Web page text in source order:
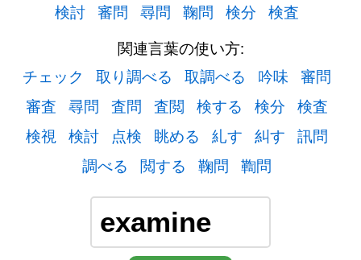
検討 審問 尋問 鞠問 検分
検査
関連言葉の使い方:
チェック
取り調べる 取調べる 吟味
審問
審査
尋問 査問 査閲 検する 検分
検査
検視
検討 点検 眺める 糺す 糾す
訊問
調べる
閲する 鞠問 鞫問